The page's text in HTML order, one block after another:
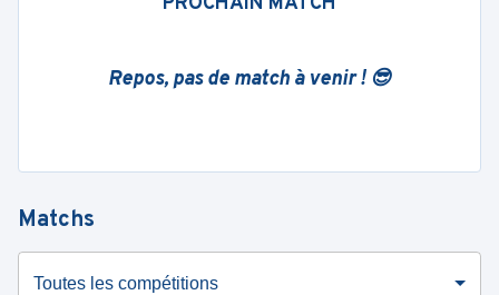
Repos, pas de match à venir ! 😎
Matchs
Toutes les compétitions